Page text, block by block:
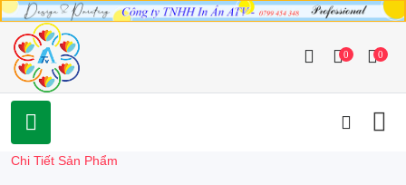
0 0
Chi Tiết Sản Phẩm